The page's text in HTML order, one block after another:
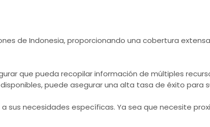
de Indonesia, proporcionando una cobertura
que pueda recopilar información de múltiples
puede asegurar una alta tasa de éxito para
sus necesidades específicas. Ya sea que necesite